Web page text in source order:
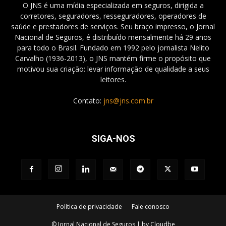
O JNS é uma mídia especializada em seguros, dirigida a
corretores, seguradores, resseguradores, operadores de
saúde e prestadores de serviços. Seu braço impresso, o Jornal
Nacional de Seguros, é distribuído mensalmente há 29 anos
para todo o Brasil. Fundado em 1992 pelo jornalista Nelito
Carvalho (1936-2013), o JNS mantém firme o propósito que
motivou sua criação: levar informação de qualidade a seus
leitores.
Contato: jns@jns.com.br
SIGA-NOS
Política de privacidade Fale conosco